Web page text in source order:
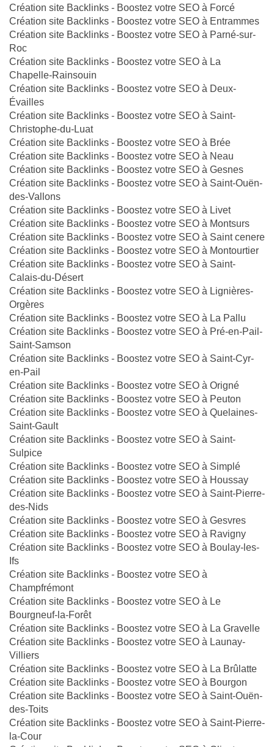
Création site Backlinks - Boostez votre SEO à Forcé
Création site Backlinks - Boostez votre SEO à Entrammes
Création site Backlinks - Boostez votre SEO à Parné-sur-
Roc
Création site Backlinks - Boostez votre SEO à La
Chapelle-Rainsouin
Création site Backlinks - Boostez votre SEO à Deux-
Évailles
Création site Backlinks - Boostez votre SEO à Saint-
Christophe-du-Luat
Création site Backlinks - Boostez votre SEO à Brée
Création site Backlinks - Boostez votre SEO à Neau
Création site Backlinks - Boostez votre SEO à Gesnes
Création site Backlinks - Boostez votre SEO à Saint-Ouën-
des-Vallons
Création site Backlinks - Boostez votre SEO à Livet
Création site Backlinks - Boostez votre SEO à Montsurs
Création site Backlinks - Boostez votre SEO à Saint cenere
Création site Backlinks - Boostez votre SEO à Montourtier
Création site Backlinks - Boostez votre SEO à Saint-
Calais-du-Désert
Création site Backlinks - Boostez votre SEO à Lignières-
Orgères
Création site Backlinks - Boostez votre SEO à La Pallu
Création site Backlinks - Boostez votre SEO à Pré-en-Pail-
Saint-Samson
Création site Backlinks - Boostez votre SEO à Saint-Cyr-
en-Pail
Création site Backlinks - Boostez votre SEO à Origné
Création site Backlinks - Boostez votre SEO à Peuton
Création site Backlinks - Boostez votre SEO à Quelaines-
Saint-Gault
Création site Backlinks - Boostez votre SEO à Saint-
Sulpice
Création site Backlinks - Boostez votre SEO à Simplé
Création site Backlinks - Boostez votre SEO à Houssay
Création site Backlinks - Boostez votre SEO à Saint-Pierre-
des-Nids
Création site Backlinks - Boostez votre SEO à Gesvres
Création site Backlinks - Boostez votre SEO à Ravigny
Création site Backlinks - Boostez votre SEO à Boulay-les-
Ifs
Création site Backlinks - Boostez votre SEO à
Champfrémont
Création site Backlinks - Boostez votre SEO à Le
Bourgneuf-la-Forêt
Création site Backlinks - Boostez votre SEO à La Gravelle
Création site Backlinks - Boostez votre SEO à Launay-
Villiers
Création site Backlinks - Boostez votre SEO à La Brûlatte
Création site Backlinks - Boostez votre SEO à Bourgon
Création site Backlinks - Boostez votre SEO à Saint-Ouën-
des-Toits
Création site Backlinks - Boostez votre SEO à Saint-Pierre-
la-Cour